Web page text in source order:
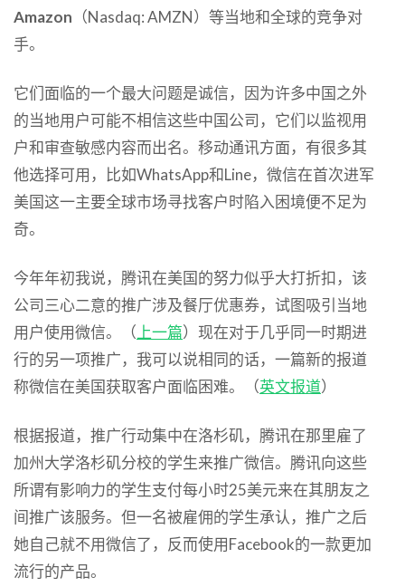
Amazon （Nasdaq: AMZN）等当地和全球的竞争对
手。
它们面临的一个最大问题是诚信，因为许多中国之外
的当地用户可能不相信这些中国公司，它们以监视用
户和审查敏感内容而出名。移动通讯方面，有很多其
他选择可用，比如WhatsApp和Line，微信在首次进军
美国这一主要全球市场寻找客户时陷入困境便不足为
奇。
今年年初我说，腾讯在美国的努力似乎大打折扣，该
公司三心二意的推广涉及餐厅优惠券，试图吸引当地
用户使用微信。（ 上一篇）现在对于几乎同一时期进
行的另一项推广，我可以说相同的话，一篇新的报道
称微信在美国获取客户面临困难。（英文报道）
根据报道，推广行动集中在洛杉矶，腾讯在那里雇了
加州大学洛杉矶分校的学生来推广微信。腾讯向这些
所谓有影响力的学生支付每小时25美元来在其朋友之
间推广该服务。但一名被雇佣的学生承认，推广之后
她自己就不用微信了，反而使用Facebook的一款更加
流行的产品。